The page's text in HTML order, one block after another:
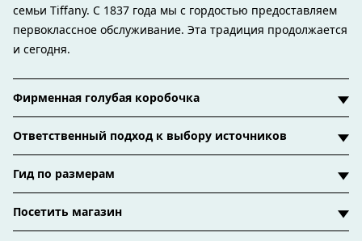
семьи Tiffany. С 1837 года мы с гордостью предоставляем
первоклассное обслуживание. Эта традиция продолжается
и сегодня.
Фирменная голубая коробочка
Ответственный подход к выбору источников
Гид по размерам
Посетить магазин